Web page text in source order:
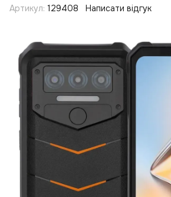
Артикул: 129408 Написати відгук